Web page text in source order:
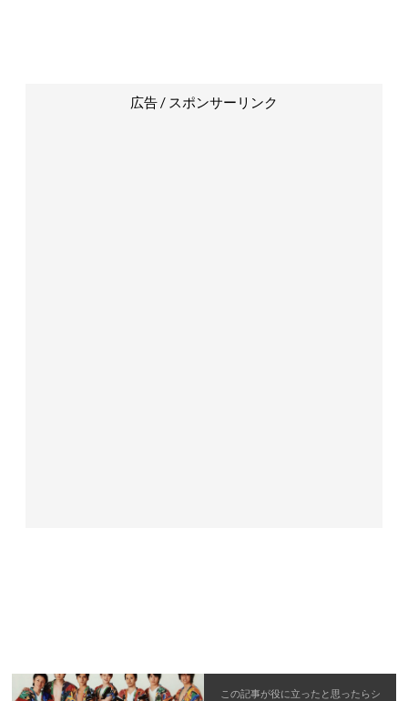
広告 / スポンサーリンク
この記事が役に立ったと思ったらシ